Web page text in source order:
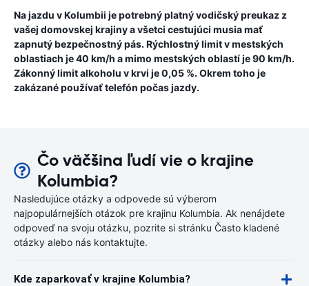
Na jazdu v Kolumbii je potrebný platný vodičský preukaz z
vašej domovskej krajiny a všetci cestujúci musia mať
zapnutý bezpečnostný pás. Rýchlostný limit v mestských
oblastiach je 40 km/h a mimo mestských oblastí je 90 km/h.
Zákonný limit alkoholu v krvi je 0,05 %. Okrem toho je
zakázané používať telefón počas jazdy.
Čo väčšina ľudí vie o krajine
Kolumbia?
Nasledujúce otázky a odpovede sú výberom
najpopulárnejších otázok pre krajinu Kolumbia. Ak nenájdete
odpoveď na svoju otázku, pozrite si stránku Často kladené
otázky alebo nás kontaktujte.
Kde zaparkovať v krajine Kolumbia?